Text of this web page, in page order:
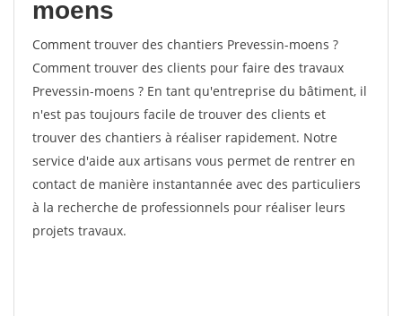
moens
Comment trouver des chantiers Prevessin-moens ?
Comment trouver des clients pour faire des travaux
Prevessin-moens ? En tant qu'entreprise du bâtiment, il
n'est pas toujours facile de trouver des clients et
trouver des chantiers à réaliser rapidement. Notre
service d'aide aux artisans vous permet de rentrer en
contact de manière instantannée avec des particuliers
à la recherche de professionnels pour réaliser leurs
projets travaux.